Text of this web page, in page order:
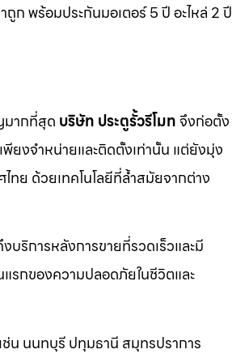
ก พร้อมประกันมอเตอร์ 5 ปี อะไหล่ 2 ปี
มากที่สุด บริษัท ประตูรั้วรีโมทจึงก่อตั้ง
พียงจำหน่ายและติดตั้งเท่านั้น แต่ยังมุ่ง
ทย ด้วยเทคโนโลยีที่ล้ำสมัยจากต่าง
ริการหลังการขายที่รวดเร็วและมี
รกของความปลอดภัยในชีวิตและ
เช่น นนทบุรี ปทุมธานี สมุทรปราการ